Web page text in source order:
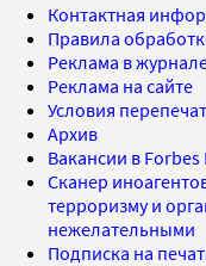
Контактная
Правила
Реклама в
Реклама на сайте
Условия
Архив
Вакансии в Forbes
Сканер
терроризму и
нежелательными
Подписка на